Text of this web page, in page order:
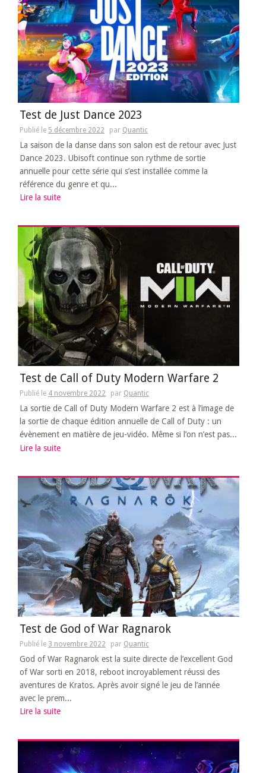
Test de Just Dance 2023
Publié le 5 décembre 2022 par Quantic
La saison de la danse dans son salon est de retour avec Just
Dance 2023. Ubisoft continue son rythme de sortie
annuelle pour cette série qui s’est installée comme la
référence du genre et qu...
Lire la suite
Test de Call of Duty Modern Warfare 2
Publié le 4 novembre 2022 par Quantic
La sortie de Call of Duty Modern Warfare 2 est à l’image de
la sortie de chaque édition annuelle de Call of Duty : un
évènement en matière de jeu-vidéo. Même si l’on n’est pas...
Lire la suite
Test de God of War Ragnarok
Publié le 3 novembre 2022 par Quantic
God of War Ragnarok est la suite directe de l’excellent God
of War sorti en 2018, reboot incroyablement réussi des
aventures de Kratos. Après avoir signé le jeu de l’année
avec le prem...
Lire la suite